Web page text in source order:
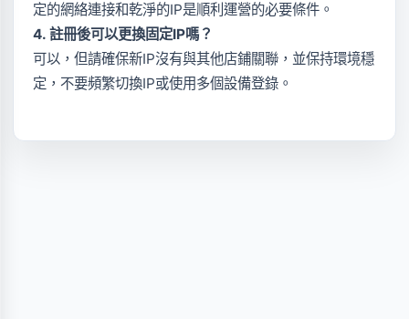
定的網絡連接和乾淨的IP是順利運營的必要條件。
4. 註冊後可以更換固定IP嗎？
可以，但請確保新IP沒有與其他店鋪關聯，並保持環境穩
定，不要頻繁切換IP或使用多個設備登錄。